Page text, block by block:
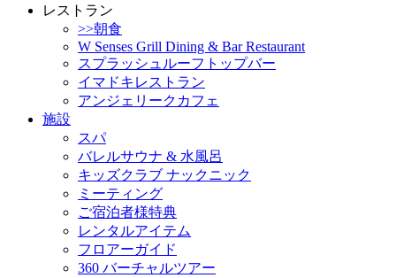
レストラン
>>朝食
W Senses Grill Dining & Bar Restaurant
スプラッシュルーフトップバー
イマドキレストラン
アンジェリークカフェ
施設
スパ
バレルサウナ & 水風呂
キッズクラブ ナックニック
ミーティング
ご宿泊者様特典
レンタルアイテム
フロアーガイド
360 バーチャルツアー